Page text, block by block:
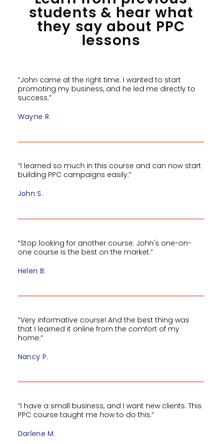
students & hear what
they say about PPC
lessons
“John came at the right time. I wanted to start
promoting my business, and he led me directly to
success.”
Wayne R.
“I learned so much in this course and can now start
building PPC campaigns easily.”
John S.
“Stop looking for another course. John's one-on-
one course is the best on the market.”
Helen B.
“Very informative course! And the best thing was
that I learned it online from the comfort of my
home.”
Nancy P.
“I have a small business, and I want new clients. This
PPC course taught me how to do this.”
Darlene M.